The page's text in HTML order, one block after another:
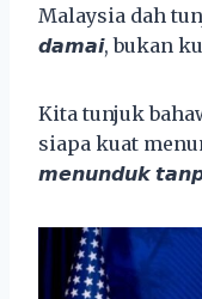
Malaysia dah
𝙙𝙖𝙢𝙖𝙞, bukan
Kita tunjuk
siapa kuat
𝙢𝙚𝙣𝙪𝙣𝙙𝙪𝙠